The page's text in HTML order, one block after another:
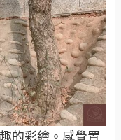
的彩繪。感覺置